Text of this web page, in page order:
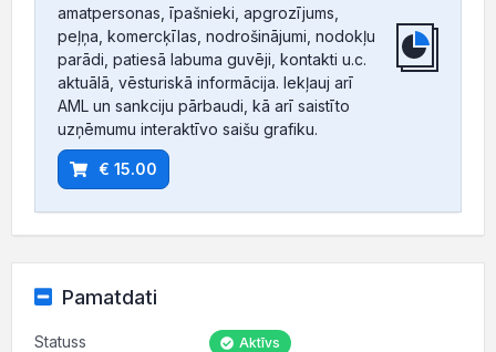
amatpersonas, īpašnieki, apgrozījums,
peļņa, komercķīlas, nodrošinājumi, nodokļu
parādi, patiesā labuma guvēji, kontakti u.c.
aktuālā, vēsturiskā informācija. Iekļauj arī
AML un sankciju pārbaudi, kā arī saistīto
uzņēmumu interaktīvo saišu grafiku.
€ 15.00
Pamatdati
Statuss Aktīvs